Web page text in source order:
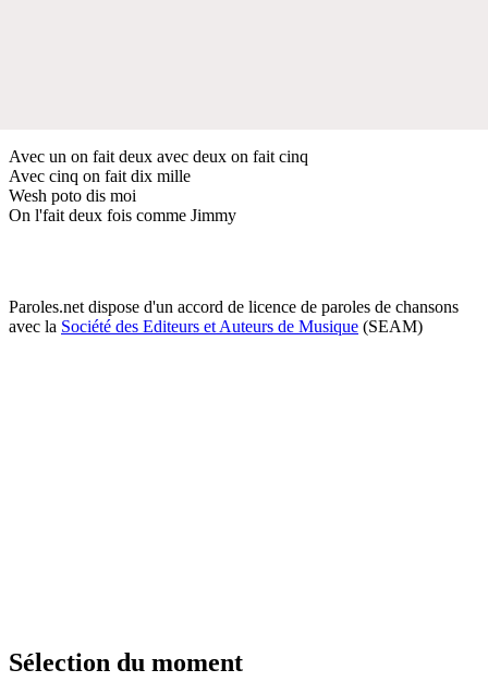
Avec un on fait deux avec deux on fait cinq
Avec cinq on fait dix mille
Wesh poto dis moi
On l'fait deux fois comme Jimmy
Paroles.net dispose d'un accord de licence de paroles de chansons
avec la Société des Editeurs et Auteurs de Musique (SEAM)
Sélection du moment